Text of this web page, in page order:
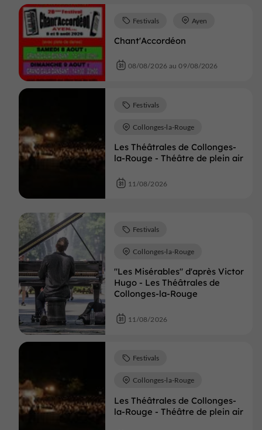
Chant'Accordéon
Festivals Ayen
08/08/2026 au 09/08/2026
Les Théâtrales de Collonges-
la-Rouge - Théâtre de plein air
Festivals
Collonges-la-Rouge
11/08/2026
"Les Misérables" d'après Victor
Hugo - Les Théâtrales de
Collonges-la-Rouge
Festivals
Collonges-la-Rouge
11/08/2026
Les Théâtrales de Collonges-
la-Rouge - Théâtre de plein air
Festivals
Collonges-la-Rouge